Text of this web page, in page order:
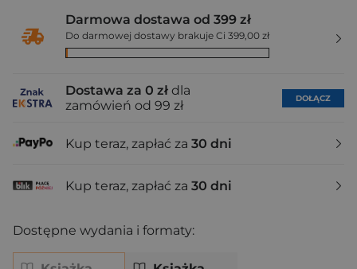
Darmowa dostawa od 399 zł
Do darmowej dostawy brakuje Ci 399,00 zł
Dostawa za 0 zł dla
zamówień od 99 zł
DOŁĄCZ
Kup teraz, zapłać za 30 dni
Kup teraz, zapłać za 30 dni
Dostępne wydania i formaty: